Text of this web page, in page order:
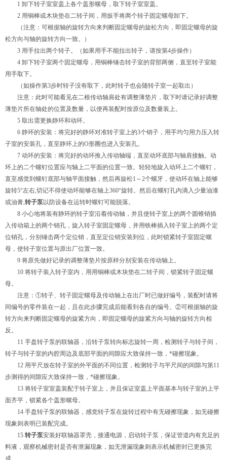
1 卸下转子室室盖上各个盖形螺母，取下转子室室盖。
2 用铜棒或木块垫在二转子间，用扳手将两个转子固定螺母卸下。
（注意：可根据轴的旋转方向来判断固定螺母的旋松方向，即固定螺母的旋
松方向与轴的旋转方向一致。）
3 用手拉出两个转子。（如果用手不能拉出转子，请按第4步操作）
4 卸下转子室两个固定螺母，用铜棒锤击转子室的背部两侧，直至转子室能
用手取下。
（如操作第3步时转子没有取下，此时转子也会随转子室一起取出）
注意：此时可能看见在二根传动轴肩处有调整薄垫片，取下时请记录好调整
薄垫片所在轴处的位置及数量，以便再装配时按原位及数量装上。
5 取出需更换静环和动环。
6 静环的安装：将完好的静环对准转子室上的3个销子，用手均匀用力压入转
子室的安装孔，直至静环上的O形圈也进入安装孔。
7 动环的安装：将完好的动环推入传动轴端，直至动环底部与轴肩接触。动
环上的二个螺钉位置应与轴上二平面的位置一致。轻轻地旋入动环上二个螺钉，
直至感觉到螺钉底部与轴平面接触，然后再旋松1～2个螺牙，使动环在轴上能够
旋转5°左右,切记不得使动环能够在轴上360°旋转。然后在螺钉孔内滴入少量油漆
或油膏,转子泵以防设备在运转时螺钉可能脱落。
8 小心地将装有静环的转子室沿着传动轴，并且使转子室上的两个圆锥销插
入传动箱上的两个销孔，旋入转子室固定螺母，并用铁棒插入转子室上的两个定
位销孔，分别锤击两个定位销，直至定位销安装到位，此时锁紧转子室固定螺
母，使转子室位置与原出厂位置一致。
9 将原先做好记录的调整薄垫片按原样分别安装在传动轴上。
10 将转子装入转子室内，用用铜棒或木块垫在二转子间，锁紧转子固定螺
母。
注意：①转子、转子固定螺母及传动轴上在出厂时已做好编号，装配时请将
同编号的零件装在一起，且在此步骤完成后能看到各自的编号。②可根据轴的旋
转方向来判断固定螺母的旋紧方向，即固定螺母的旋紧方向与轴的旋转方向相
反。
11 手盘转子泵的联轴器，沿转子泵转向标志旋转一周，检测转子与转子间，
转子与转子室的内腔周边及底部平面的间隙应大致保持一致，*碰擦现象。
12 用平尺放在转子室的外平面的不同位置，检测转子与平尺间的间隙与第11
步测得的间隙应大致保持一致，*碰擦现象。
13 将转子室室盖装配于转子室上，并且保证室盖上平面基本与转子室的上平
面齐平，锁紧各个盖形螺母。
14 手盘转子泵的联轴器，感觉转子泵在旋转过程中有无碰擦现象，如无碰擦
现象则表明已装配完成。
15 转子泵安装好联轴器罩壳，接通电源，启动转子泵，保证管道内有充足的
料液，观察机械密封是否有泄漏现象，如无泄漏现象则表示机械密封已更换完
成。